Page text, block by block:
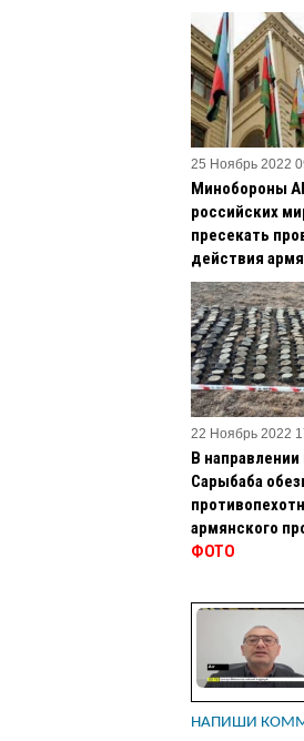
25 Ноябрь 2022
Минобороны
российских
пресекать
действия
22 Ноябрь 2022
В
Сарыбаба
армянского
ФОТО
НАПИШИ